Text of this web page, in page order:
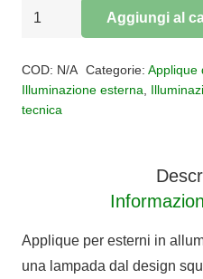
Applique
esterni
LED
Aggiungi al
COD: N/A Categorie: Applique
Illuminazione esterna
tecnica
Applique per esterni in
una lampada dal design